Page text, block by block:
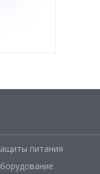
питания